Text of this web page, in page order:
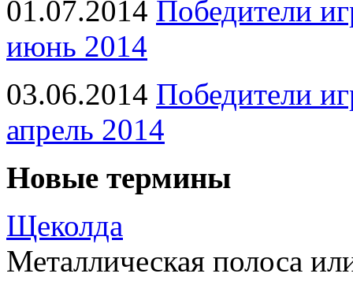
01.07.2014 Победители
июнь 2014
03.06.2014 Победители
апрель 2014
Новые термины
Щеколда
Металлическая полоса